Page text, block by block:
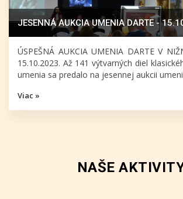
JESENNÁ AUKCIA UMENIA DARTE -
ÚSPEŠNÁ AUKCIA UMENIA DARTE V
15.10.2023. Až 141 výtvarných diel
umenia sa predalo na jesennej aukcii
Viac »
NAŠE